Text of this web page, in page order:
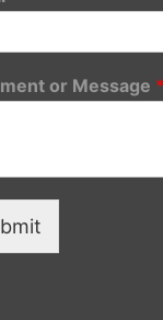
or Message *